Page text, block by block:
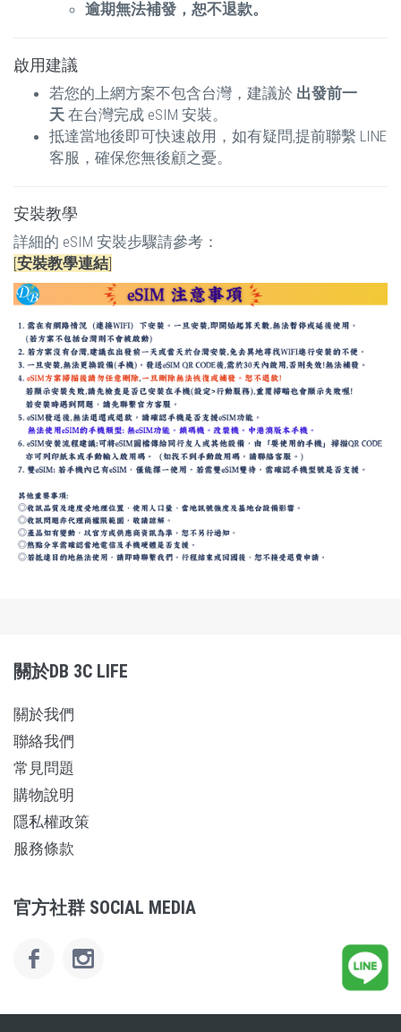
逾期無法補發，恕不退款。
啟用建議
若您的上網方案不包含台灣，建議於 出發前一
天 在台灣完成 eSIM 安裝。
抵達當地後即可快速啟用，如有疑問,提前聯繫 LINE
客服，確保您無後顧之憂。
安裝教學
詳細的 eSIM 安裝步驟請參考：
[安裝教學連結]
關於DB 3C LIFE
關於我們
聯絡我們
常見問題
購物說明
隱私權政策
服務條款
官方社群 SOCIAL MEDIA